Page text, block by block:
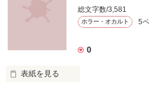
九重　祈　　（ここのえ　いのり）
美少女系イケメン
残虐非道と恐れられるオデル妖精
示した国王は、シルディアを皇国に
皇国に嫁いだシルディアだったが
シルディアは【つがい】ではない
総文字数/3,581
ホラー・オカルト 5
0
表紙を見る